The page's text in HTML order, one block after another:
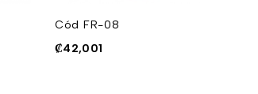
Cód FR-08
₡42,001